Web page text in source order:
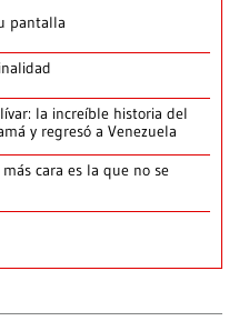
pantalla​
la increíble historia del
y regresó a Venezuela
cara es la que no se